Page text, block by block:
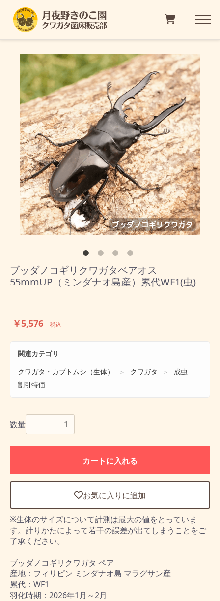
ブッダノコギリクワガタペアオス
55mmUP（ミンダナオ島産）累代WF1(虫)
￥5,576 税込
関連カテゴリ
クワガタ・カブトムシ（生体）
＞ クワガタ ＞
成虫
割引特価
数量
カートに入れる
お気に入りに追加
※生体のサイズについて計測は最大の値をとっていま
す。計りかたによって若干の誤差が出てしまうことをご
了承ください。
ブッダノコギリクワガタ ペア
産地：フィリピン ミンダナオ島 マラグサン産
累代：WF1
羽化時期：2026年1月～2月